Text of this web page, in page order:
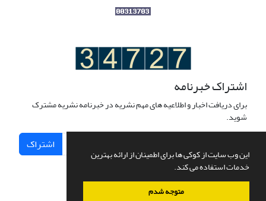
این وب سایت از کوکی ها برای اطمینان از ارائه بهترین
خدمات استفاده می کند.
متوجه شدم
اشتراک خبرنامه
برای دریافت اخبار و اطلاعیه های مهم نشریه در خبرنامه نشریه مشترک
شوید.
اشتراک